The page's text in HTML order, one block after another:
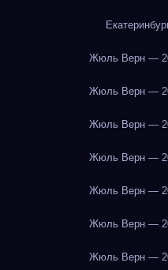
Жюль Верн —
Жюль Верн —
Жюль Верн —
Жюль Верн —
Жюль Верн —
Жюль Верн —
Жюль Верн —